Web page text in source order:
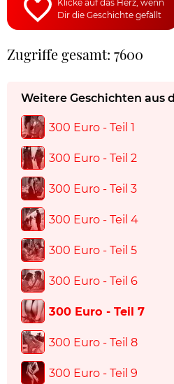
Klicke auf das Herz, wenn
Dir die Geschichte gefällt
Zugriffe gesamt: 7600
Weitere Geschichten aus
300 Euro - Teil 1
300 Euro - Teil 2
300 Euro - Teil 3
300 Euro - Teil 4
300 Euro - Teil 5
300 Euro - Teil 6
300 Euro - Teil 7
300 Euro - Teil 8
300 Euro - Teil 9